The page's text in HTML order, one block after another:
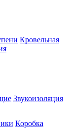
Кровельная
Звукоизоляция
Коробка